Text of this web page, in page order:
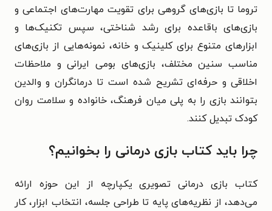
تروما تا بازی‌های گروهی برای تقویت مهارت‌های اجتماعی و
بازی‌های باقاعده برای رشد شناختی، سپس تکنیک‌ها و
ابزارهای متنوع برای کلینیک و خانه، نمونه‌هایی از بازی‌های
مناسب سنین مختلف، بازی‌های بومی ایرانی و ملاحظات
اخلاقی و حرفه‌ای تشریح شده است تا درمانگران و والدین
بتوانند بازی را به پلی میان فرهنگ، خانواده و سلامت روان
کودک تبدیل کنند.
چرا باید کتاب بازی درمانی را بخوانیم؟
کتاب بازی درمانی تصویری یکپارچه از این حوزه ارائه
می‌دهد، از نظریه‌های پایه تا طراحی جلسه، انتخاب ابزار، کار